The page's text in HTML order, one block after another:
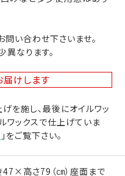
問い合わせ下さいませ。
なります。
届けします
を施し、最後にオイルワッ
ワックスで仕上げていま
」をご覧下さい。
高さ79（㎝）座面まで